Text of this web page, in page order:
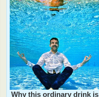
Why this ordinary drink is